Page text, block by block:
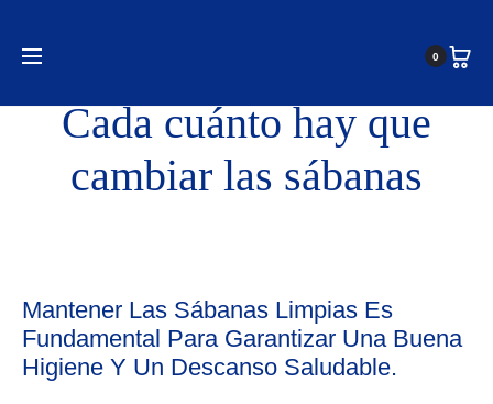
0
Cada cuánto hay que
cambiar las sábanas
Mantener Las Sábanas Limpias Es
Fundamental Para Garantizar Una Buena
Higiene Y Un Descanso Saludable.